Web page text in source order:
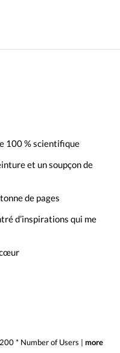
100 % scientifique
et un soupçon de
de pages
d’inspirations qui me
* Number of Users | more